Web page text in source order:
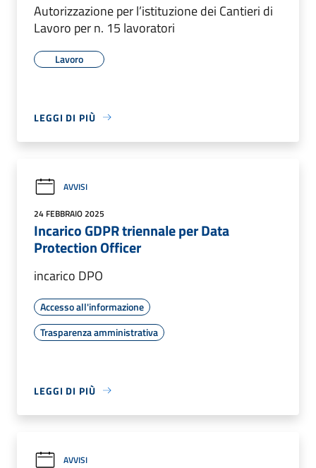
Autorizzazione per l’istituzione dei Cantieri di
Lavoro per n. 15 lavoratori
Lavoro
LEGGI DI PIÙ
AVVISI
24 FEBBRAIO 2025
Incarico GDPR triennale per Data
Protection Officer
incarico DPO
Accesso all'informazione
Trasparenza amministrativa
LEGGI DI PIÙ
AVVISI